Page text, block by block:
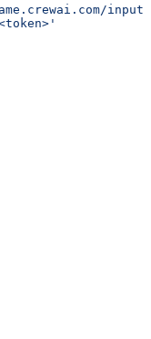
inputs